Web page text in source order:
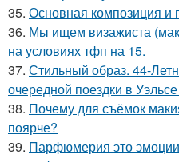
35. Основная композиция и
36. Мы ищем визажиста
на условиях тфп на 15.
37. Стильный образ. 44-
очередной поездки в
38. Почему для съёмок
поярче?
39. Парфюмерия это